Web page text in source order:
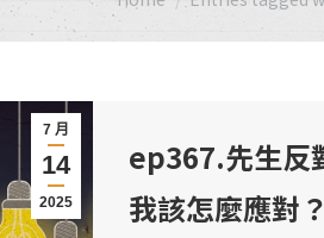
7 月
14
2025
ep367.先生反
我該怎麼應對